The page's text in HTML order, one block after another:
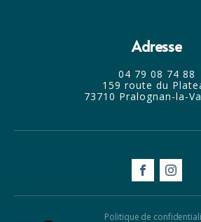
Adresse
04 79 08 74 88
159 route du
73710 Pralognan-la-
Politique de